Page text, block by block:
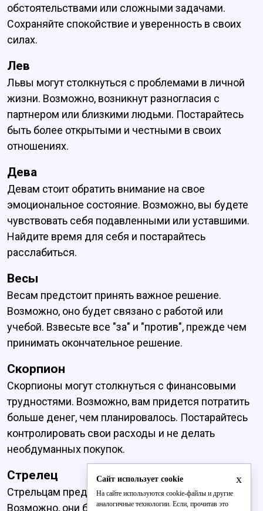
обстоятельствами или сложными задачами.
Сохраняйте спокойствие и уверенность в своих
силах.
Лев
Львы могут столкнуться с проблемами в личной
жизни. Возможно, возникнут разногласия с
партнером или близкими людьми. Постарайтесь
быть более открытыми и честными в своих
отношениях.
Дева
Девам стоит обратить внимание на свое
эмоциональное состояние. Возможно, вы будете
чувствовать себя подавленными или уставшими.
Найдите время для себя и постарайтесь
расслабиться.
Весы
Весам предстоит принять важное решение.
Возможно, оно будет связано с работой или
учебой. Взвесьте все "за" и "против", прежде чем
принимать окончательное решение.
Скорпион
Скорпионы могут столкнуться с финансовыми
трудностями. Возможно, вам придется потратить
больше денег, чем планировалось. Постарайтесь
контролировать свои расходы и не делать
необдуманных покупок.
Стрелец
Стрельцам предстоит решать личные вопросы.
Возможно, они будут связаны с семьей или
x
Сайт использует cookie
На сайте используются cookie-файлы и другие
аналогичные технологии. Если, прочитав это